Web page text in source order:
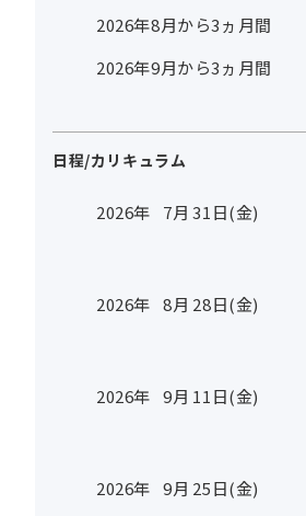
2026年8月から3ヵ月間
2026年9月から3ヵ月間
日程/カリキュラム
2026年 7月 31日(金)
2026年 8月 28日(金)
2026年 9月 11日(金)
2026年 9月 25日(金)